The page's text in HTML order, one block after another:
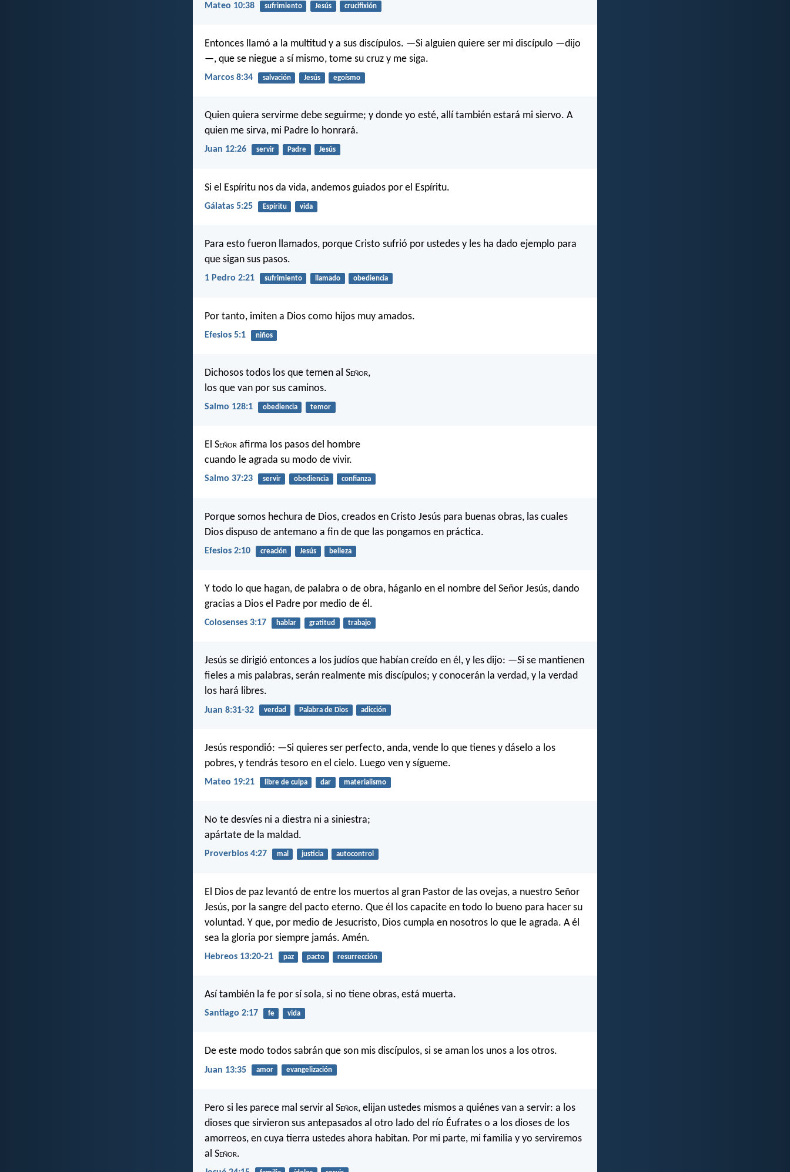
Mateo 10:38 sufrimiento Jesús crucifixión
Entonces llamó a la multitud y a sus discípulos. —Si alguien quiere ser mi discípulo —dijo
—, que se niegue a sí mismo, tome su cruz y me siga.
Marcos 8:34 salvación Jesús egoísmo
Quien quiera servirme debe seguirme; y donde yo esté, allí también estará mi siervo. A
quien me sirva, mi Padre lo honrará.
Juan 12:26 servir Padre Jesús
Si el Espíritu nos da vida, andemos guiados por el Espíritu.
Gálatas 5:25 Espíritu vida
Para esto fueron llamados, porque Cristo sufrió por ustedes y les ha dado ejemplo para
que sigan sus pasos.
1 Pedro 2:21 sufrimiento llamado obediencia
Por tanto, imiten a Dios como hijos muy amados.
Efesios 5:1 niños
Dichosos todos los que temen al Señor,
los que van por sus caminos.
Salmo 128:1 obediencia temor
El Señor afirma los pasos del hombre
cuando le agrada su modo de vivir.
Salmo 37:23 servir obediencia confianza
Porque somos hechura de Dios, creados en Cristo Jesús para buenas obras, las cuales
Dios dispuso de antemano a fin de que las pongamos en práctica.
Efesios 2:10 creación Jesús belleza
Y todo lo que hagan, de palabra o de obra, háganlo en el nombre del Señor Jesús, dando
gracias a Dios el Padre por medio de él.
Colosenses 3:17 hablar gratitud trabajo
Jesús se dirigió entonces a los judíos que habían creído en él, y les dijo: —Si se mantienen
fieles a mis palabras, serán realmente mis discípulos; y conocerán la verdad, y la verdad
los hará libres.
Juan 8:31-32 verdad Palabra de Dios adicción
Jesús respondió: —Si quieres ser perfecto, anda, vende lo que tienes y dáselo a los
pobres, y tendrás tesoro en el cielo. Luego ven y sígueme.
Mateo 19:21 libre de culpa dar materialismo
No te desvíes ni a diestra ni a siniestra;
apártate de la maldad.
Proverbios 4:27 mal justicia autocontrol
El Dios de paz levantó de entre los muertos al gran Pastor de las ovejas, a nuestro Señor
Jesús, por la sangre del pacto eterno. Que él los capacite en todo lo bueno para hacer su
voluntad. Y que, por medio de Jesucristo, Dios cumpla en nosotros lo que le agrada. A él
sea la gloria por siempre jamás. Amén.
Hebreos 13:20-21 paz pacto resurrección
Así también la fe por sí sola, si no tiene obras, está muerta.
Santiago 2:17 fe vida
De este modo todos sabrán que son mis discípulos, si se aman los unos a los otros.
Juan 13:35 amor evangelización
Pero si les parece mal servir al Señor, elijan ustedes mismos a quiénes van a servir: a los
dioses que sirvieron sus antepasados al otro lado del río Éufrates o a los dioses de los
amorreos, en cuya tierra ustedes ahora habitan. Por mi parte, mi familia y yo serviremos
al Señor.